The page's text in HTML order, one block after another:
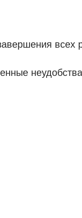
всех